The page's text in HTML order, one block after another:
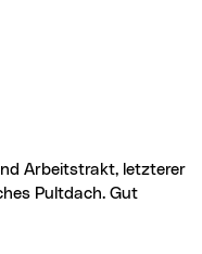
Arbeitstrakt, letzterer
Pultdach. Gut